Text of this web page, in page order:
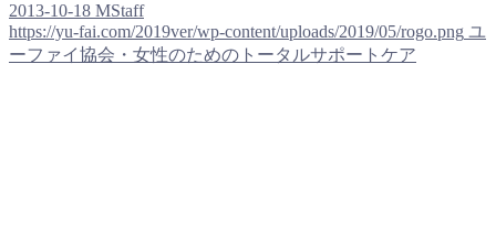
2013-10-18 MStaff
https://yu-fai.com/2019ver/wp-content/uploads/2019/05/rogo.png ユ
ーファイ協会・女性のためのトータルサポートケア